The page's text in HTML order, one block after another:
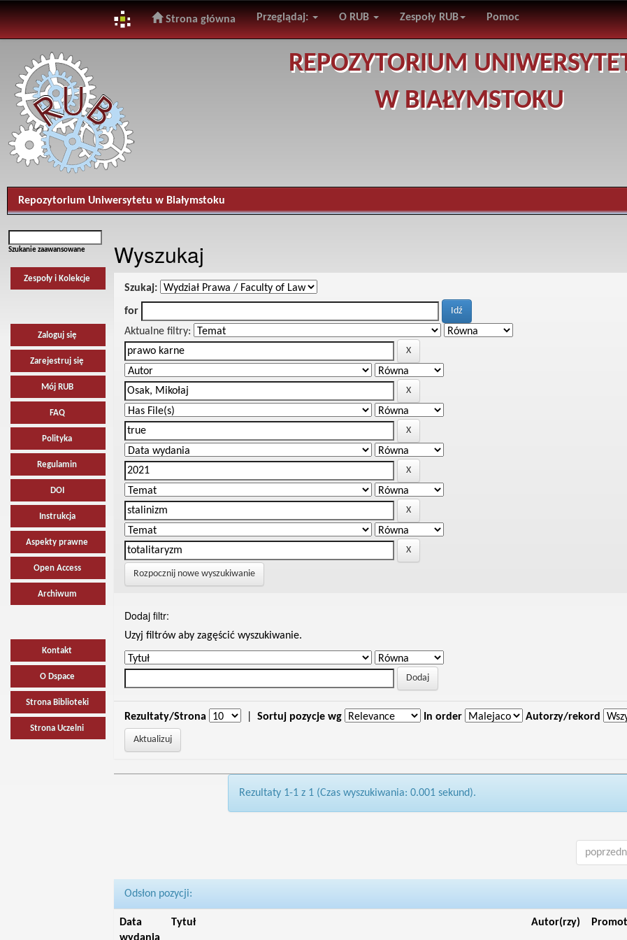
navigation
Strona główna Przeglądaj: O RUB Zespoły RUB Pomoc
REPOZYTORIUM
W BIAŁYMSTOKU
Repozytorium Uniwersytetu w Białymstoku
Szukanie zaawansowane
Zespoły i Kolekcje
Zaloguj się
Zarejestruj się
Mój RUB
FAQ
Polityka
Regulamin
DOI
Instrukcja
Aspekty prawne
Open Access
Archiwum
Kontakt
O Dspace
Strona Biblioteki
Strona Uczelni
Wyszukaj
Szukaj:
for
Aktualne filtry:
Rozpocznij nowe wyszukiwanie
Dodaj filtr:
Uzyj filtrów aby zagęścić wyszukiwanie.
Rezultaty/Strona Sortuj pozycje wg In order Autorzy/rekord
Rezultaty 1-1 z 1 (Czas wyszukiwania: 0.001 sekund).
Odsłon pozycji:
Data
Tytuł Autor(rzy)